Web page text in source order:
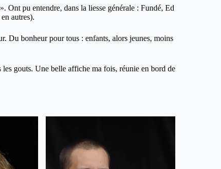
pu entendre, dans la liesse générale : Fundé, Ed
autres).
Du bonheur pour tous : enfants, alors jeunes, moins
gouts. Une belle affiche ma fois, réunie en bord de